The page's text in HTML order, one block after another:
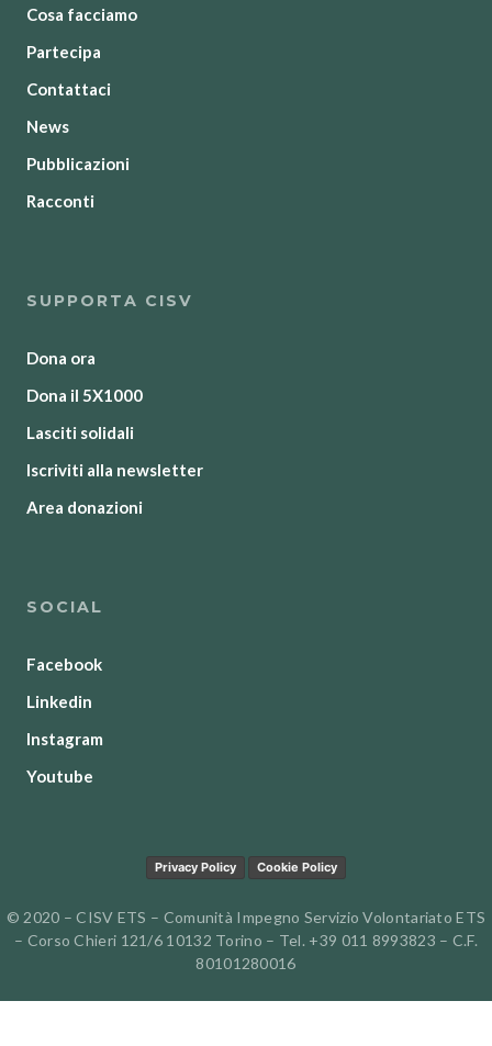
Cosa facciamo
Partecipa
Contattaci
News
Pubblicazioni
Racconti
SUPPORTA CISV
Dona ora
Dona il 5X1000
Lasciti solidali
Iscriviti alla newsletter
Area donazioni
SOCIAL
Facebook
Linkedin
Instagram
Youtube
Privacy Policy Cookie Policy
© 2020 – CISV ETS – Comunità Impegno Servizio Volontariato ETS
– Corso Chieri 121/6 10132 Torino – Tel. +39 011 8993823 – C.F.
80101280016